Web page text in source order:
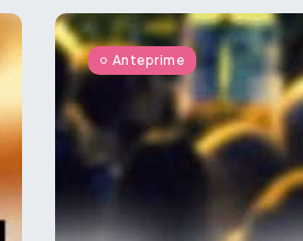
Anteprime